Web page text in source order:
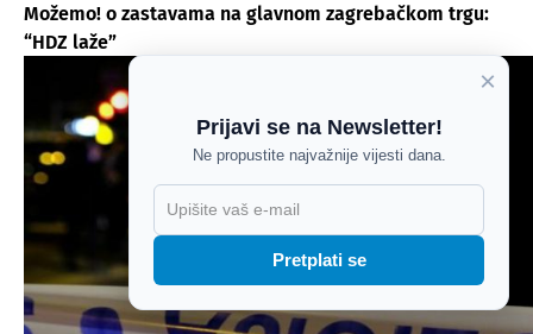
Možemo! o zastavama na glavnom zagrebačkom trgu:
“HDZ laže”
×
Prijavi se na Newsletter!
Ne propustite najvažnije vijesti dana.
Pretplati se